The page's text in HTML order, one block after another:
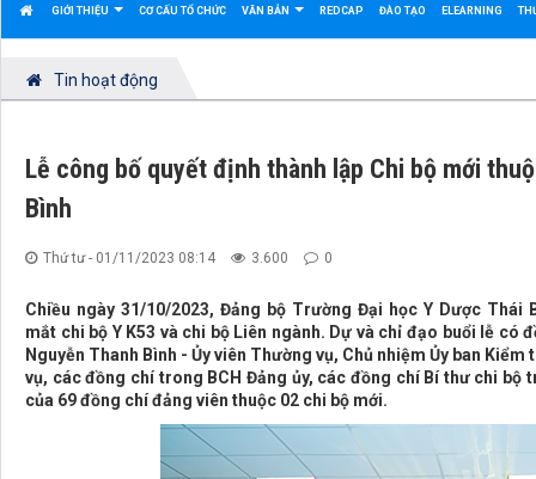
GIỚI THIỆU CƠ CẤU TỔ CHỨC VĂN BẢN REDCAP ĐÀO TẠO ELEARNING
Tin hoạt động
Lễ công bố quyết định thành lập Chi bộ mới
Bình
Thứ tư - 01/11/2023 08:14 3.600 0
Chiều ngày 31/10/2023, Đảng bộ Trường Đại học Y Dược
mắt chi bộ Y K53 và chi bộ Liên ngành. Dự và chỉ đạo buổi lễ có
Nguyễn Thanh Bình - Ủy viên Thường vụ, Chủ nhiệm Ủy ban
vụ, các đồng chí trong BCH Đảng ủy, các đồng chí Bí thư chi
của 69 đồng chí đảng viên thuộc 02 chi bộ mới.